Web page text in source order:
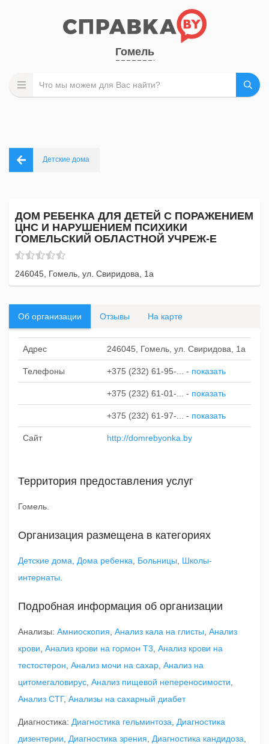
Гомель
Детские дома
ДОМ РЕБЕНКА ДЛЯ ДЕТЕЙ С ПОРАЖЕНИЕМ
ЦНС И НАРУШЕНИЕМ ПСИХИКИ
ГОМЕЛЬСКИЙ ОБЛАСТНОЙ УЧРЕЖ-Е
246045, Гомель, ул. Свиридова, 1а
Об организации Отзывы На карте
Адрес 246045, Гомель, ул. Свиридова, 1а
Телефоны +375 (232) 61-95-... - показать
+375 (232) 61-01-... - показать
+375 (232) 61-97-... - показать
Сайт http://domrebyonka.by
Территория предоставления услуг
Гомель.
Организация размещена в категориях
Детские дома Дома ребенка Больницы
Школы-
интернаты
Подробная информация об организации
Анализы: Амниоскопия Анализ кала на глисты Анализ
крови Анализ крови на гормон Т3 Анализ крови на
тестостерон Анализ мочи на сахар Анализ на
цитомегаловирус Анализ пищевой непереносимости
Анализ СТГ, Анализы на сахарный диабет
Диагностика: Диагностика гельминтоза
Диагностика
дизентерии
Диагностика зрения Диагностика кандидоза